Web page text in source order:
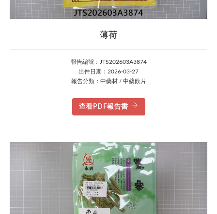
薄荷
報告編號：JTS202603A3874
出件日期：2026-03-27
報告分類：中藥材 / 中藥飲片
查看PDF報告書